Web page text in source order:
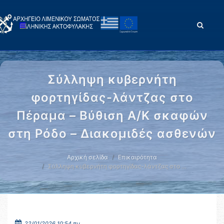
Σύλληψη κυβερνήτη
φορτηγίδας-λάντζας στο
Πέραμα – Βύθιση Α/Κ σκαφών
στη Ρόδο – Διακομιδές ασθενών
Αρχική σελίδα
Επικαιρότητα
Σύλληψη κυβερνήτη φορτηγίδας-λάντζας στο …